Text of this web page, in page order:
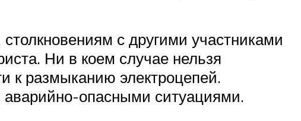
с другими участниками
Ни в коем случае нельзя
к размыканию электроцепей.
аварийно-опасными ситуациями.